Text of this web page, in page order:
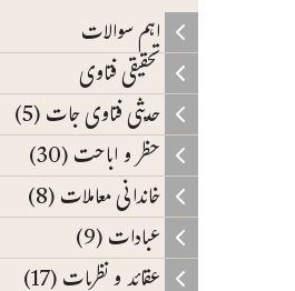
اہم سوالات
تحقیقی فتاوی
حدیثی فتاوی جات (5)
حظر و اباحت (30)
خاندانی معاملات (8)
عبادات (9)